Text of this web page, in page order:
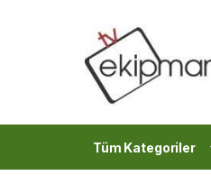
Tüm Kategoriler